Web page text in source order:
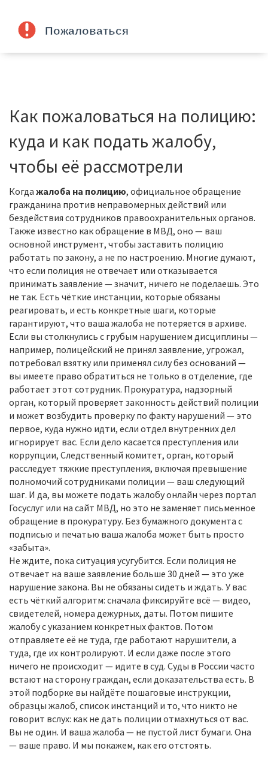
Как пожаловаться на полицию:
куда и как подать жалобу,
чтобы её рассмотрели
Когда жалоба на полицию, официальное обращение
гражданина против неправомерных действий или
бездействия сотрудников правоохранительных органов.
Также известно какобращение в МВД, оно — ваш
основной инструмент, чтобы заставить полицию
работать по закону, а не по настроению. Многие думают,
что если полиция не отвечает или отказывается
принимать заявление — значит, ничего не поделаешь. Это
не так. Есть чёткие инстанции, которые обязаны
реагировать, и есть конкретные шаги, которые
гарантируют, что ваша жалоба не потеряется в архиве.
Если вы столкнулись с грубым нарушением дисциплины —
например, полицейский не принял заявление, угрожал,
потребовал взятку или применял силу без оснований —
вы имеете право обратиться не только в отделение, где
работает этот сотрудник. Прокуратура, надзорный
орган, который проверяет законность действий полиции
и может возбудить проверку по факту нарушений — это
первое, куда нужно идти, если отдел внутренних дел
игнорирует вас. Если дело касается преступления или
коррупции, Следственный комитет, орган, который
расследует тяжкие преступления, включая превышение
полномочий сотрудниками полиции — ваш следующий
шаг. И да, вы можете подать жалобу онлайн через портал
Госуслуг или на сайт МВД, но это не заменяет письменное
обращение в прокуратуру. Без бумажного документа с
подписью и печатью ваша жалоба может быть просто
«забыта».
Не ждите, пока ситуация усугубится. Если полиция не
отвечает на ваше заявление больше 30 дней — это уже
нарушение закона. Вы не обязаны сидеть и ждать. У вас
есть чёткий алгоритм: сначала фиксируйте всё — видео,
свидетелей, номера дежурных, даты. Потом пишите
жалобу с указанием конкретных фактов. Потом
отправляете её не туда, где работают нарушители, а
туда, где их контролируют. И если даже после этого
ничего не происходит — идите в суд. Суды в России часто
встают на сторону граждан, если доказательства есть. В
этой подборке вы найдёте пошаговые инструкции,
образцы жалоб, список инстанций и то, что никто не
говорит вслух: как не дать полиции отмахнуться от вас.
Вы не один. И ваша жалоба — не пустой лист бумаги. Она
— ваше право. И мы покажем, как его отстоять.